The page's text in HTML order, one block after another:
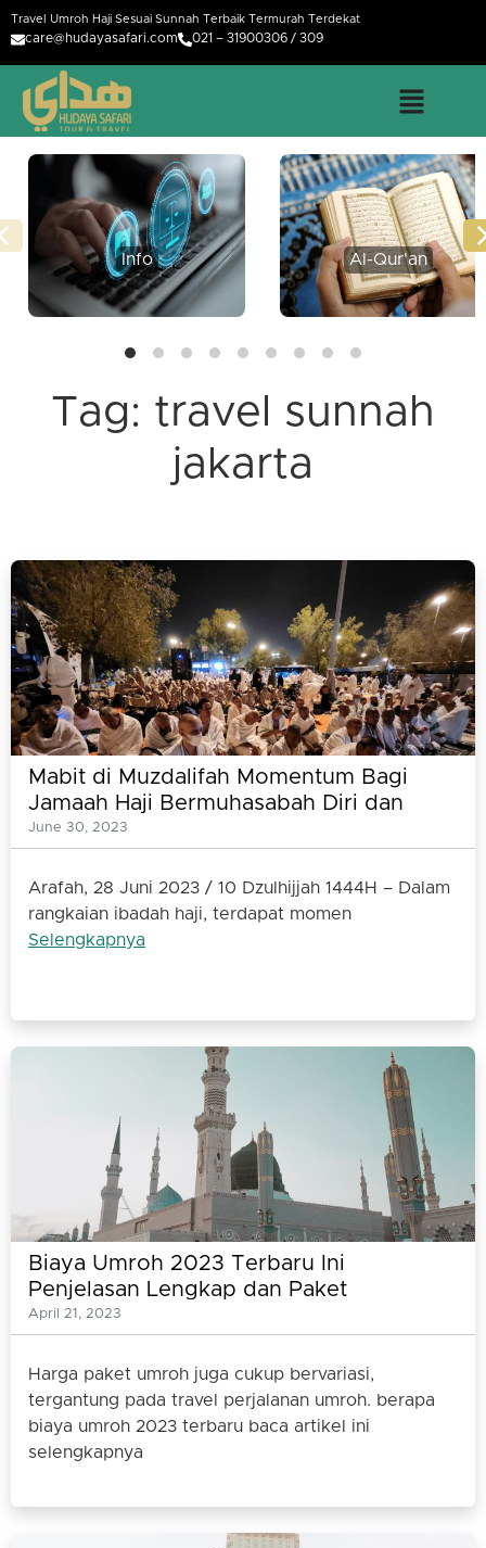
Travel Umroh Haji Sesuai Sunnah Terbaik Termurah Terdekat
care@hudayasafari.com 021 – 31900306 / 309
Info Al-Qur'an
Tag: travel sunnah
jakarta
Mabit di Muzdalifah Momentum Bagi
Jamaah Haji Bermuhasabah Diri dan
Perbanyak Doa
June 30, 2023
Arafah, 28 Juni 2023 / 10 Dzulhijjah 1444H – Dalam
rangkaian ibadah haji, terdapat momen
Selengkapnya
Biaya Umroh 2023 Terbaru Ini
Penjelasan Lengkap dan Paket
Umrohnya
April 21, 2023
Harga paket umroh juga cukup bervariasi,
tergantung pada travel perjalanan umroh. berapa
biaya umroh 2023 terbaru baca artikel ini
selengkapnya